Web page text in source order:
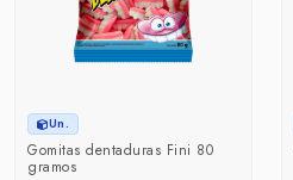
Un.
Gomitas dentaduras Fini 80
gramos